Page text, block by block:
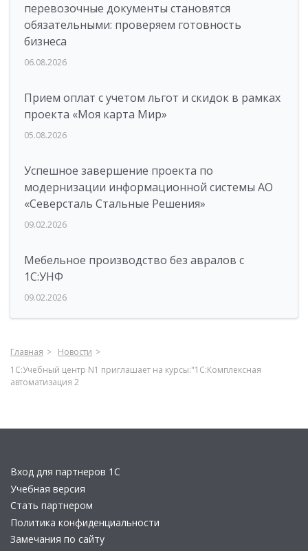
перевозочные документы становятся
обязательными: проверяем готовность
бизнеса
06.08.2026
Прием оплат с учетом льгот и скидок в рамках
проекта «Моя карта Мир»
05.08.2026
Успешное завершение проекта по
модернизации информационной системы АО
«Северсталь Стальные Решения»
09.02.2026
Мебельное производство без авралов с
1С:УНФ
09.02.2026
Главная
Новости
1С:Учебный центр N1 приглашает на курсы:"1С:Комплексная
автоматизация 2
Вход для партнеров 1С
Учебная версия
Стать партнером
Политика конфиденциальности
Замечания по сайту